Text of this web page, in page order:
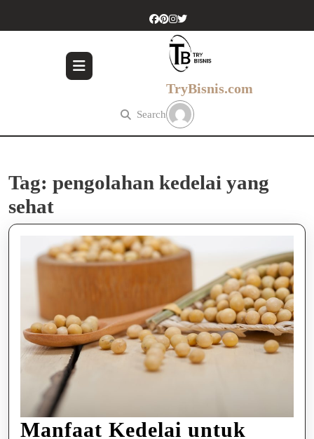
TryBisnis.com
Search
Tag: pengolahan kedelai yang
sehat
Manfaat Kedelai untuk